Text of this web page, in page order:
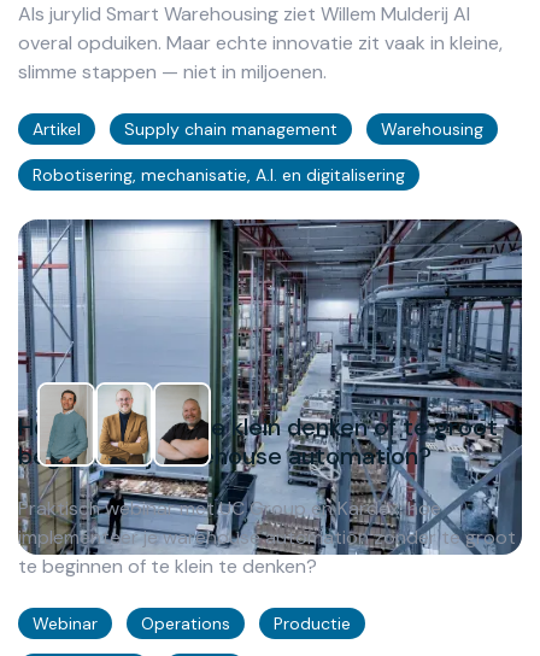
Als jurylid Smart Warehousing ziet Willem Mulderij AI
overal opduiken. Maar echte innovatie zit vaak in kleine,
slimme stappen — niet in miljoenen.
Artikel Supply chain management Warehousing
Robotisering, mechanisatie, A.I. en digitalisering
Hoe voorkom je te klein denken of te groot
beginnen bij warehouse automation?
Praktisch webinar met UC Group en Kardex: hoe
implementeer je warehouse automation zonder te groot
te beginnen of te klein te denken?
Webinar Operations Productie